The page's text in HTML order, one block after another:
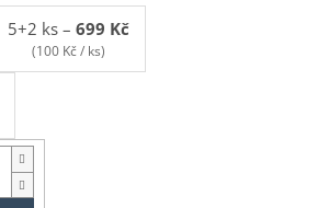
5+2 ks – 699 Kč
(100 Kč / ks)